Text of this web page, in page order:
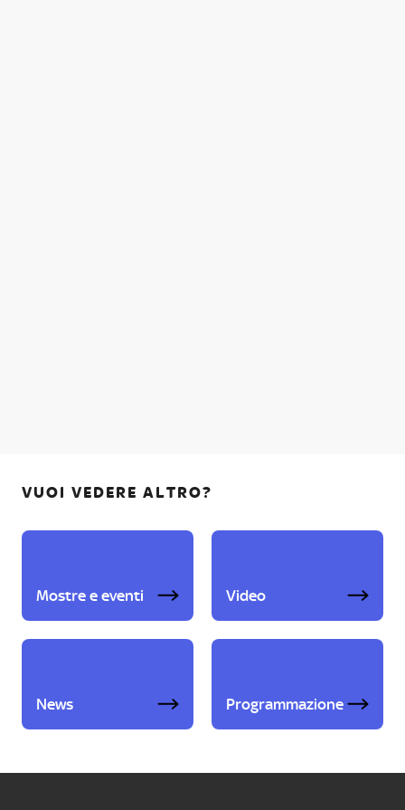
VUOI VEDERE ALTRO?
Mostre e eventi Video
News Programmazione